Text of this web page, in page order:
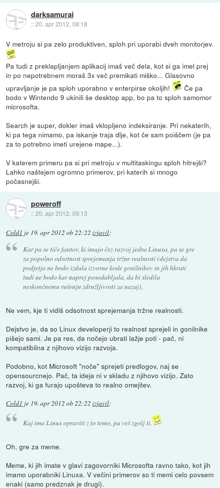
darksamurai
::20. apr 2012, 08:18
V metroju si pa zelo produktiven, sploh pri uporabi dveh monitorjev.
Pa tudi z preklapljanjem aplikacij imaš več dela, kot si ga imel prej
in po nepotrebnem moraš 3x več premikati miško... Glasovno
upravljanje je pa sploh uporabno v enterpirse okoljih!
Če pa
bodo v Wintendo 9 ukinili še desktop app, bo pa to sploh samomor
microsofta.
Search je super, dokler imaš vklopljeno indeksiranje. Pri nekaterih,
ki pa tega nimamo, pa iskanje traja dlje, kot če sam poiščem (je pa
za to potrebno imeti urejene mape...).
V katerem primeru pa si pri metroju v multitaskingu sploh hitrejši?
Lahko naštejem ogromno primerov, pri katerih si mnogo
počasnejši.
poweroff
::20. apr 2012, 09:13
Cold1 je 19. apr 2012 ob 22:22 izjavil:
Kar pa se tiče fantov, ki imajo čez razvoj jedra Linuxa, pa se gre
za popolno odsotnost sprejemanja tržne realnosti (dejstva da
podjetja ne bodo izdala izvorne kode gonilnikov in jih hkrati
tudi ne bodo kar naprej posodabljala, da bi sledila
neskončnemu rušenju združljivosti za nazaj),
Ne vem, kje ti vidiš odsotnost sprejemanja tržne realnosti.
Dejstvo je, da so Linux developerji to realnost sprejeli in gonilnike
pišejo sami. Je pa res, da nočejo ubrati lažje poti - pač, ni
kompatibilna z njihovo vizijo razvoja.
Podobno, kot Microsoft "noče" sprejeti predlogov, naj se
opensourcnejo. Pač, ta ideja ni v skladu z njihovo vizijo. Zato
razvoj, ki ga furajo upošteva to realno omejitev.
Cold1 je 19. apr 2012 ob 22:22 izjavil:
Kaj ima Linux opraviti z to temo, pa veš zgolj ti.
Oh, gre za meme.
Meme, ki jih imate v glavi zagovorniki Microsofta ravno tako, kot jih
imamo uporabniki Linuxa. V večini primerov so ti memi celo povsem
enaki (samo predznak je drugi).